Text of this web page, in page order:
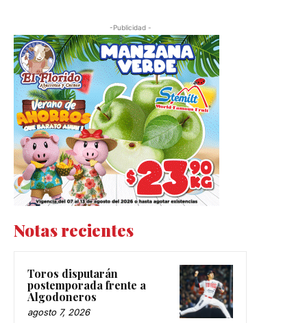
-Publicidad -
Notas recientes
Toros disputarán
postemporada frente a
Algodoneros
agosto 7, 2026